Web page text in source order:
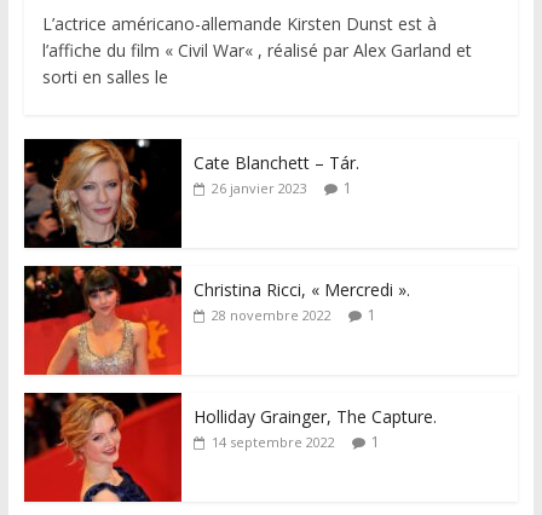
L’actrice américano-allemande Kirsten Dunst est à
l’affiche du film « Civil War« , réalisé par Alex Garland et
sorti en salles le
Cate Blanchett – Tár.
26 janvier 2023 1
Christina Ricci, « Mercredi ».
28 novembre 2022 1
Holliday Grainger, The Capture.
14 septembre 2022 1